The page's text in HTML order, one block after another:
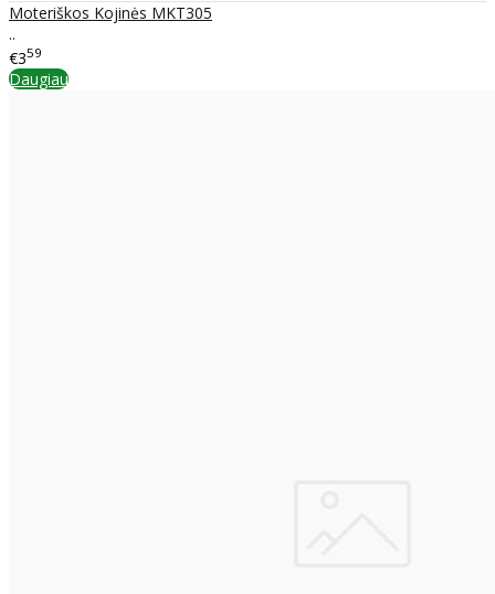
Moteriškos Kojinės MKT305
..
€359
Daugiau